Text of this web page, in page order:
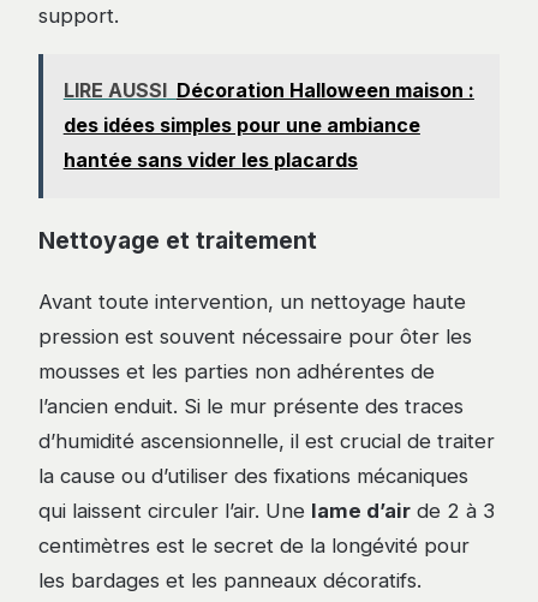
support.
LIRE AUSSI Décoration Halloween maison :
des idées simples pour une ambiance
hantée sans vider les placards
Nettoyage et traitement
Avant toute intervention, un nettoyage haute
pression est souvent nécessaire pour ôter les
mousses et les parties non adhérentes de
l’ancien enduit. Si le mur présente des traces
d’humidité ascensionnelle, il est crucial de traiter
la cause ou d’utiliser des fixations mécaniques
qui laissent circuler l’air. Une lame d’air de 2 à 3
centimètres est le secret de la longévité pour
les bardages et les panneaux décoratifs.